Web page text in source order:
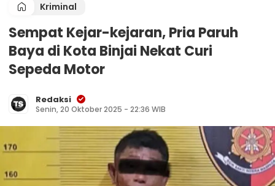
Kriminal
Sempat Kejar-kejaran, Pria Paruh
Baya di Kota Binjai Nekat Curi
Sepeda Motor
Redaksi
Senin, 20 Oktober 2025 - 22:36 WIB